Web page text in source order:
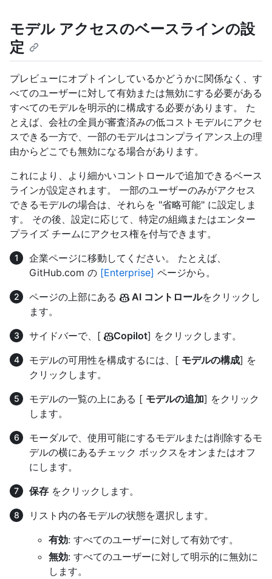
モデル アクセスのベースラインの設
定
プレビューにオプトインしているかどうかに関係なく、す
べてのユーザーに対して有効または無効にする必要がある
すべてのモデルを明示的に構成する必要があります。 た
とえば、会社の全員が審査済みの低コストモデルにアクセ
スできる一方で、一部のモデルはコンプライアンス上の理
由からどこでも無効になる場合があります。
これにより、より細かいコントロールで追加できるベース
ラインが設定されます。 一部のユーザーのみがアクセス
できるモデルの場合は、それらを "省略可能" に設定しま
す。 その後、設定に応じて、特定の組織またはエンター
プライズ チームにアクセス権を付与できます。
企業ページに移動してください。 たとえば、
GitHub.com の [Enterprise] ページから。
ページの上部にある
AI コントロールをクリックし
ます。
サイドバーで、[
Copilot] をクリックします。
モデルの可用性を構成するには、[ モデルの構成] を
クリックします。
モデルの一覧の上にある [ モデルの追加] をクリック
します。
モーダルで、使用可能にするモデルまたは削除するモ
デルの横にあるチェック ボックスをオンまたはオフ
にします。
保存 をクリックします。
リスト内の各モデルの状態を選択します。
有効: すべてのユーザーに対して有効です。
無効: すべてのユーザーに対して明示的に無効に
します。